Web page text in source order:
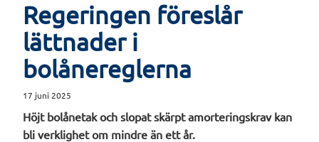
Regeringen föreslår
lättnader i
bolånereglerna
17 juni 2025
Höjt bolånetak och slopat skärpt amorteringskrav kan
bli verklighet om mindre än ett år.